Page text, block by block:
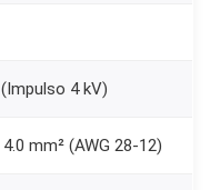
4 kV)
mm² (AWG 28-12)